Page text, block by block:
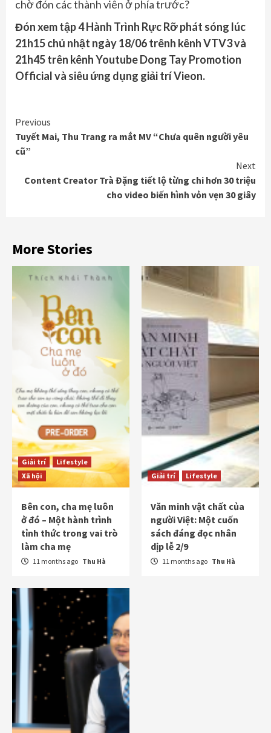
chờ đón các thành viên ở phía trước?
Đón xem tập 4 Hành Trình Rực Rỡ phát sóng lúc
21h15 chủ nhật ngày 18/06 trênh kênh VTV3 và
21h45 trên kênh Youtube Dong Tay Promotion
Official và siêu ứng dụng giải trí Vieon.
Continue
Reading
Previous
Tuyết Mai, Thu Trang ra mắt MV “Chưa quên người yêu
cũ”
Next
Content Creator Trà Đặng tiết lộ từng chi hơn 30 triệu
cho video biến hình vỏn vẹn 30 giây
More Stories
Giải trí
Lifestyle
Xã hội
Bên con, cha mẹ luôn
ở đó – Một hành trình
tỉnh thức trong vai trò
làm cha mẹ
11 months ago Thu Hà
Giải trí Lifestyle
Văn minh vật chất của
người Việt: Một cuốn
sách đáng đọc nhân
dịp lễ 2/9
11 months ago Thu Hà